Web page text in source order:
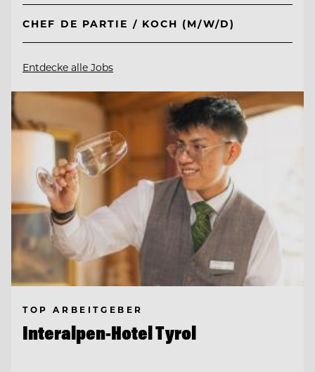
CHEF DE PARTIE / KOCH (M/W/D)
Entdecke alle Jobs
TOP ARBEITGEBER
Interalpen-Hotel Tyrol